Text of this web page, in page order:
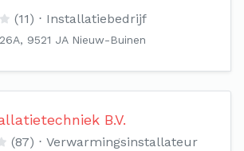
(11) Installatiebedrijf
9521 JA Nieuw-Buinen
B.V.
(87) Verwarmingsinstallateur